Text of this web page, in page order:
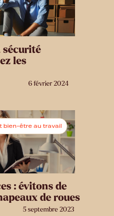
sécurité
les
6 février 2024
bien-être au travail
: évitons de
de roues
5 septembre 2023